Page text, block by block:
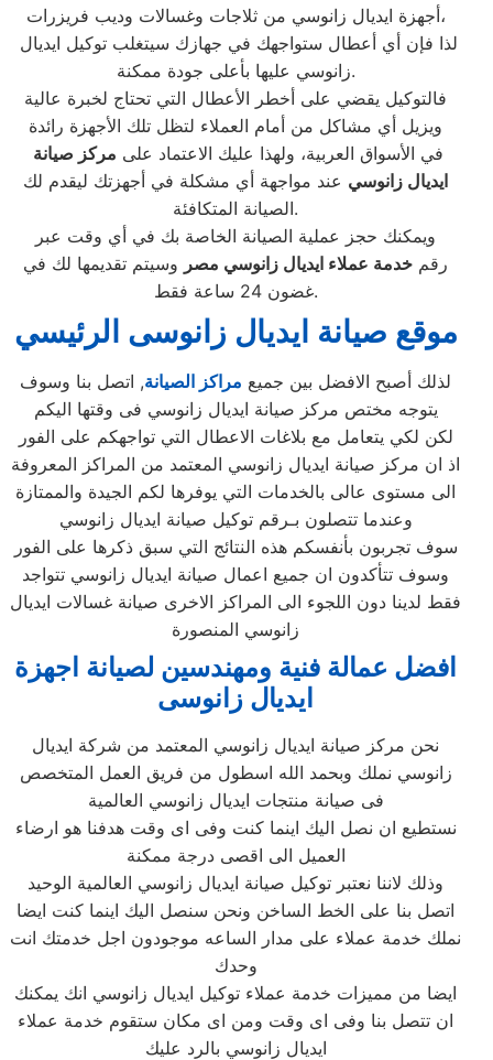
أجهزة ايديال زانوسي من ثلاجات وغسالات وديب فريزرات،
زانوسي عليها بأعلى جودة ممكنة.
فالتوكيل يقضي على أخطر الأعطال التي تحتاج لخبرة عالية
ويزيل أي مشاكل من أمام العملاء لتظل تلك الأجهزة رائدة
في الأسواق العربية، ولهذا عليك الاعتماد على مركز صيانة
ايديال زانوسي عند مواجهة أي مشكلة في أجهزتك ليقدم لك
الصيانة المتكافئة.
ويمكنك حجز عملية الصيانة الخاصة بك في أي وقت عبر
رقم خدمة عملاء ايديال زانوسي مصر وسيتم تقديمها لك في
غضون 24 ساعة فقط.
موقع صيانة ايديال زانوسى الرئيسي
لذلك أصبح الافضل بين جميع مراكز الصيانة, اتصل بنا وسوف
يتوجه مختص مركز صيانة ايديال زانوسي فى وقتها اليكم
لكن لكي يتعامل مع بلاغات الاعطال التي تواجهكم على الفور
اذ ان مركز صيانة ايديال زانوسي المعتمد من المراكز المعروفة
الى مستوى عالى بالخدمات التي يوفرها لكم الجيدة والممتازة
وعندما تتصلون بـرقم توكيل صيانة ايديال زانوسي
سوف تجربون بأنفسكم هذه النتائج التي سبق ذكرها على الفور
وسوف تتأكدون ان جميع اعمال صيانة ايديال زانوسي تتواجد
فقط لدينا دون اللجوء الى المراكز الاخرى صيانة غسالات ايديال
زانوسي المنصورة
افضل عمالة فنية ومهندسين لصيانة اجهزة
ايديال زانوسى
نحن مركز صيانة ايديال زانوسي المعتمد من شركة ايديال
زانوسي نملك وبحمد الله اسطول من فريق العمل المتخصص
فى صيانة منتجات ايديال زانوسي العالمية
نستطيع ان نصل اليك اينما كنت وفى اى وقت هدفنا هو ارضاء
العميل الى اقصى درجة ممكنة
وذلك لاننا نعتبر توكيل صيانة ايديال زانوسي العالمية الوحيد
اتصل بنا على الخط الساخن ونحن سنصل اليك اينما كنت ايضا
نملك خدمة عملاء على مدار الساعه موجودون اجل خدمتك انت
وحدك
ايضا من مميزات خدمة عملاء توكيل ايديال زانوسي انك يمكنك
ان تتصل بنا وفى اى وقت ومن اى مكان ستقوم خدمة عملاء
ايديال زانوسي بالرد عليك